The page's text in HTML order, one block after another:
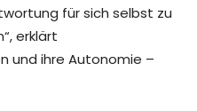
für sich selbst zu
erklärt
und ihre Autonomie –